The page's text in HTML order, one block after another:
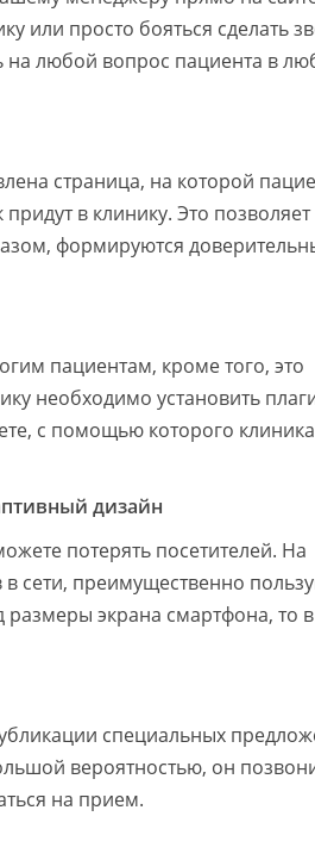
или просто бояться сделать
на любой вопрос пациента в
страница, на которой
в клинику. Это
формируются
пациентам, кроме того, это
необходимо установить
с помощью которого клиника
дизайн
потерять посетителей. На
сети, преимущественно
экрана смартфона, то в
специальных
вероятностью, он
на прием.